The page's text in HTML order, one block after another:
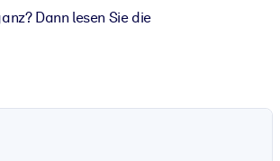
Dann lesen Sie die